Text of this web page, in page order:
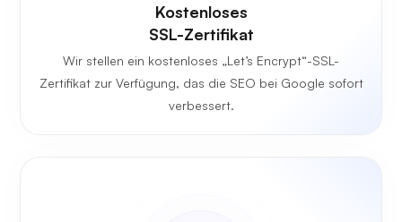
Kostenloses
SSL-Zertifikat
Wir stellen ein kostenloses „Let’s Encrypt“-SSL-
Zertifikat zur Verfügung, das die SEO bei Google sofort
verbessert.